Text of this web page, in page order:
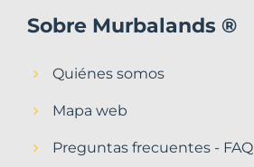
Sobre Murbalands ®
Quiénes somos
Mapa web
Preguntas frecuentes - FAQ